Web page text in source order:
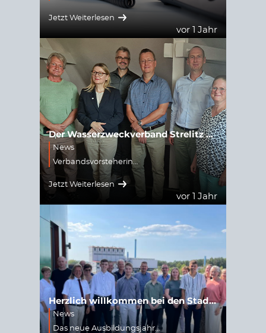
Jetzt Weiterlesen
vor 1 Jahr
Der Wasserzweckverband Strelitz konstituiert sich nach den Kommunalwahlen
News
Verbandsvorsteherin…
Jetzt Weiterlesen
vor 1 Jahr
Herzlich willkommen bei den Stadtwerken Neustrelitz
News
Das neue Ausbildungsjahr…